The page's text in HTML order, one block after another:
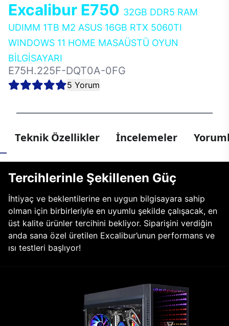
Excalibur E750 32GB DDR5 RAM
UDIMM 1TB M2 ASUS 16GB RTX 5060TI
WINDOWS 11 HOME MASAÜSTÜ OYUN
BİLGİSAYARI
E75H.225F-DQT0A-0FG
5 Yorum
Teknik Özellikler İncelemeler
Tercihlerinle Şekillenen Güç
İhtiyaç ve beklentilerine en uygun bilgisayara sahip
olman için birbirleriyle en uyumlu şekilde çalışacak, en
üst kalite ürünler tercihini bekliyor. Siparişini verdiğin
anda sana özel üretilen Excalibur’unun performans ve
ısı testleri başlıyor!